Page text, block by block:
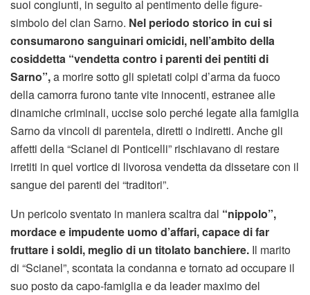
suoi congiunti, in seguito al pentimento delle figure-
simbolo del clan Sarno. Nel periodo storico in cui si
consumarono sanguinari omicidi, nell’ambito della
cosiddetta “vendetta contro i parenti dei pentiti di
Sarno”,a morire sotto gli spietati colpi d’arma da fuoco
della camorra furono tante vite innocenti, estranee alle
dinamiche criminali, uccise solo perché legate alla famiglia
Sarno da vincoli di parentela, diretti o indiretti. Anche gli
affetti della “Scianel di Ponticelli” rischiavano di restare
irretiti in quel vortice di livorosa vendetta da dissetare con il
sangue dei parenti dei “traditori”.
Un pericolo sventato in maniera scaltra dal “nippolo”,
mordace e impudente uomo d’affari, capace di far
fruttare i soldi, meglio di un titolato banchiere. Il marito
di “Scianel”, scontata la condanna e tornato ad occupare il
suo posto da capo-famiglia e da leader maximo del